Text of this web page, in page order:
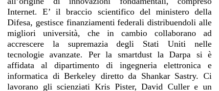
Internet. E’ il braccio scientifico del ministero della
Difesa, gestisce finanziamenti federali distribuendoli alle
migliori università, che in cambio collaborano ad
accrescere la supremazia degli Stati Uniti nelle
tecnologie avanzate. Per la smartdust la Darpa si è
affidata al dipartimento di ingegneria elettronica e
informatica di Berkeley diretto da Shankar Sastry. Ci
lavorano gli scienziati Kris Pister, David Culler e un